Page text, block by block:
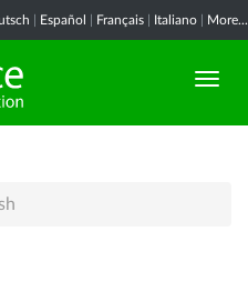
Español Français Italiano More...